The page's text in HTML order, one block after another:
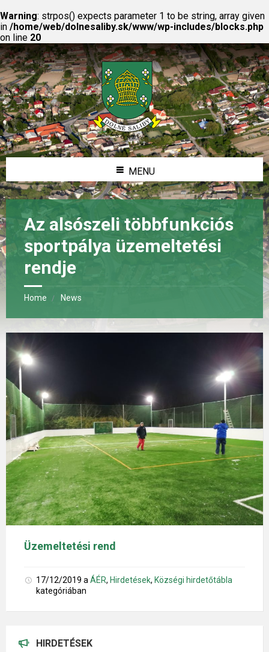
Warning: strpos() expects parameter 1 to be string, array given
in /home/web/dolnesaliby.sk/www/wp-includes/blocks.php
on line 20
MENU
Az alsószeli többfunkciós
sportpálya üzemeltetési
rendje
Home News
Üzemeltetési rend
17/12/2019 a ÁÉR, Hirdetések, Községi hirdetőtábla
kategóriában
HIRDETÉSEK